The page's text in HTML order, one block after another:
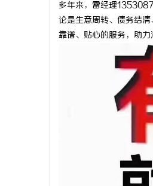
多年来，雷经理
论是生意周转、债务结
靠谱、贴心的服务，助力